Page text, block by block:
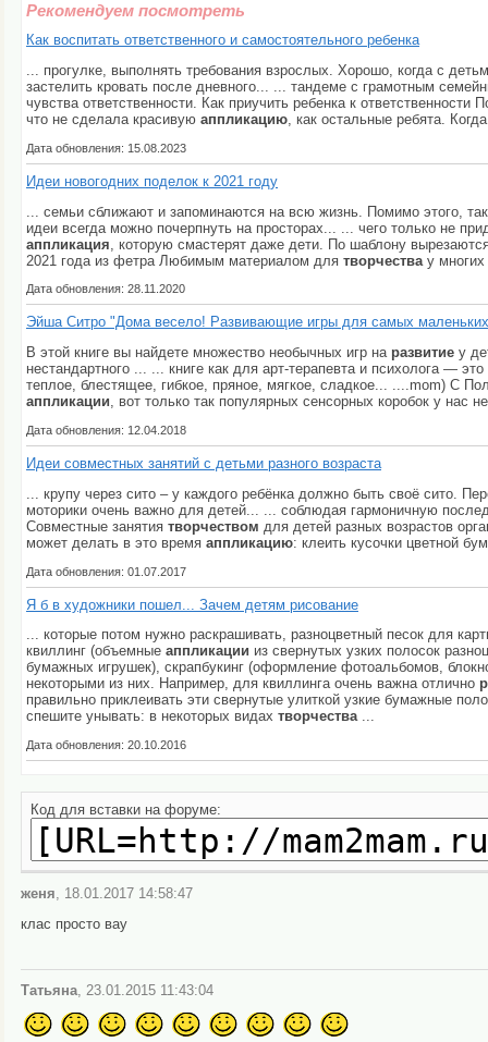
Рекомендуем посмотреть
Как воспитать ответственного и самостоятельного ребенка
... прогулке, выполнять требования взрослых. Хорошо, когда с
застелить кровать после дневного... ... тандеме с грамотным
чувства ответственности. Как приучить ребенка к
что не сделала красивую аппликацию , как остальные ребята.
Дата обновления: 15.08.2023
Идеи новогодних поделок к 2021 году
... семьи сближают и запоминаются на всю жизнь. Помимо этого,
идеи всегда можно почерпнуть на просторах... ... чего только не
аппликация , которую смастерят даже дети. По шаблону
2021 года из фетра Любимым материалом для творчества у
Дата обновления: 28.11.2020
Эйша Ситро "Дома весело! Развивающие игры для самых
В этой книге вы найдете множество необычных игр на развитие у
нестандартного ... ... книге как для арт-терапевта и психолога —
теплое, блестящее, гибкое, пряное, мягкое, сладкое... ....mom) С
аппликации, вот только так популярных сенсорных коробок у нас
Дата обновления: 12.04.2018
Идеи совместных занятий с детьми разного возраста
... крупу через сито – у каждого ребёнка должно быть своё сито.
моторики очень важно для детей... ... соблюдая гармоничную
Совместные занятия творчеством для детей разных возрастов
может делать в это время аппликацию: клеить кусочки цветной
Дата обновления: 01.07.2017
Я б в художники пошел... Зачем детям рисование
... которые потом нужно раскрашивать, разноцветный песок для
квиллинг (объемные аппликации из свернутых узких полосок
бумажных игрушек), скрапбукинг (оформление фотоальбомов,
некоторыми из них. Например, для квиллинга очень важна отлично
правильно приклеивать эти свернутые улиткой узкие бумажные
спешите унывать: в некоторых видах творчества...
Дата обновления: 20.10.2016
Код для вставки на форуме:
женя, 18.01.2017 14:58:47
клас просто вау
Татьяна, 23.01.2015 11:43:04